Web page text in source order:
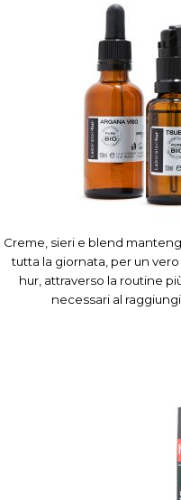
Creme, sieri e blend
tutta la giornata, per un
hur, attraverso la routine
necessari al